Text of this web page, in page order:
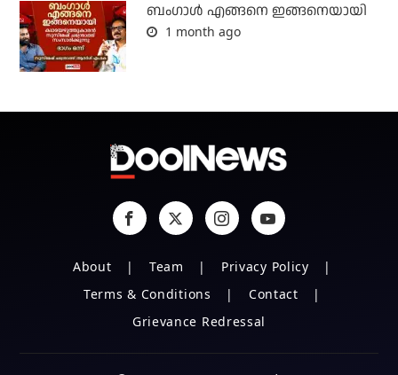
ബം​ഗാൾ എങ്ങനെ ഇങ്ങനെയായി
1 month ago
About Team
Privacy Policy
Terms & Conditions
Contact
Grievance Redressal